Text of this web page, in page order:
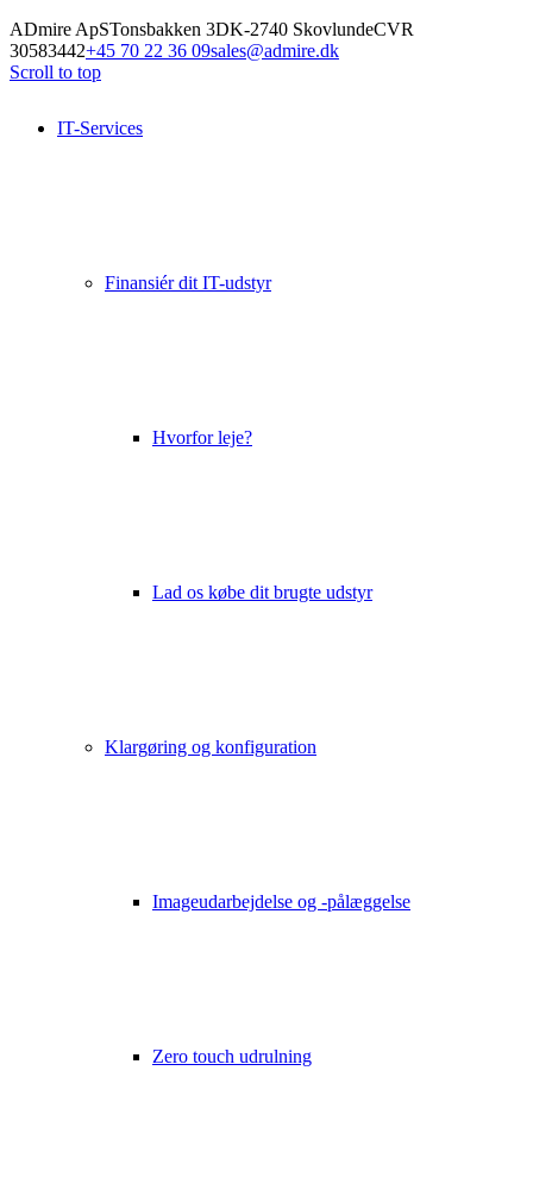
IT-Services
Finansiér dit IT-udstyr
Hvorfor leje?
Lad os købe dit brugte udstyr
Klargøring og konfiguration
Imageudarbejdelse og -pålæggelse
Zero touch udrulning
ADmire ApSTonsbakken 3DK-2740 SkovlundeCVR
30583442+45 70 22 36 09sales@admire.dk
Scroll to top